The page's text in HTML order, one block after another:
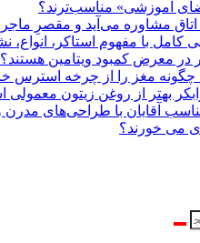
آموزشی» مناسب‌ترند؟
اتاق مشاوره می‌آید و مقصرِ
کامل با مفهوم استاکر، انواع،
در معرض کمبود ویتامین هستند؟
چگونه مغز را از چرخه استرس
بهتر از روغن زیتون
آقایان با طراحی‌های
می خورند؟